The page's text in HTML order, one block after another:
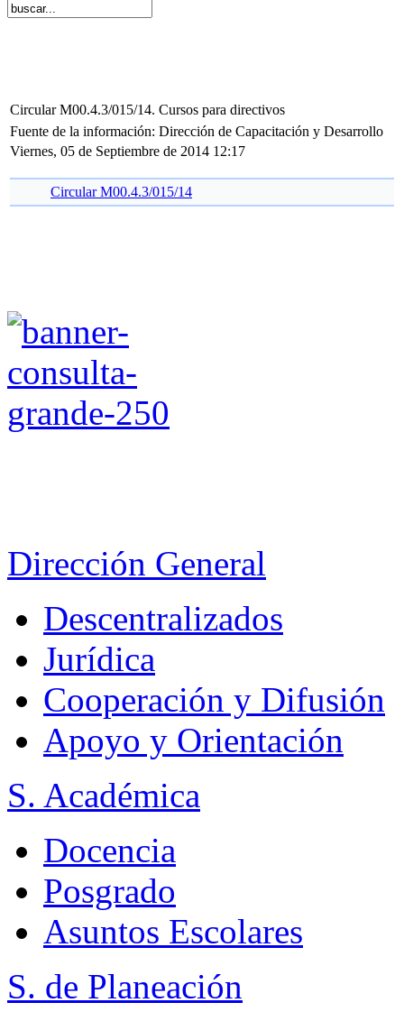
Circular M00.4.3/015/14. Cursos para directivos
Fuente de la información: Dirección de Capacitación y Desarrollo
Viernes, 05 de Septiembre de 2014 12:17
Circular M00.4.3/015/14
Dirección General
Descentralizados
Jurídica
Cooperación y Difusión
Apoyo y Orientación
S. Académica
Docencia
Posgrado
Asuntos Escolares
S. de Planeación